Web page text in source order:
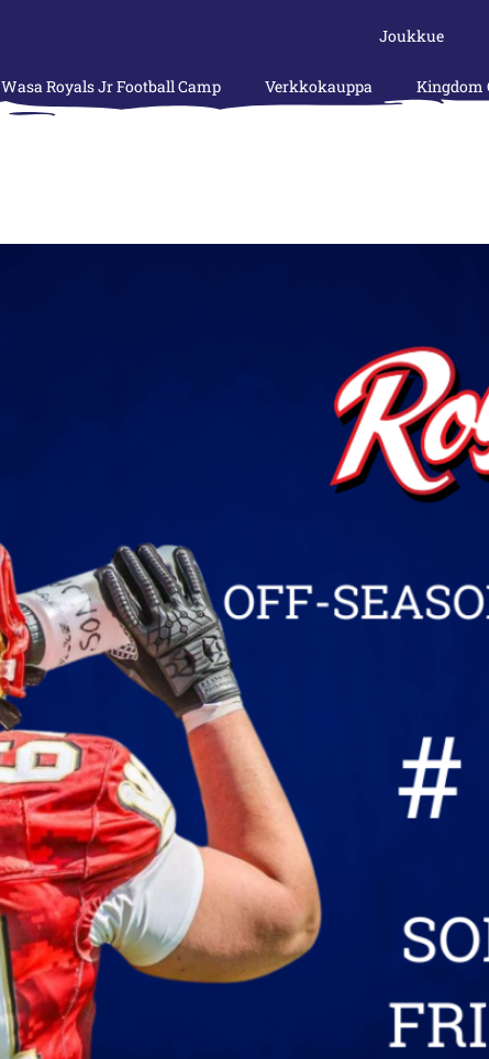
Joukkue
Wasa Royals Jr Football Camp Verkkokauppa Kingdom